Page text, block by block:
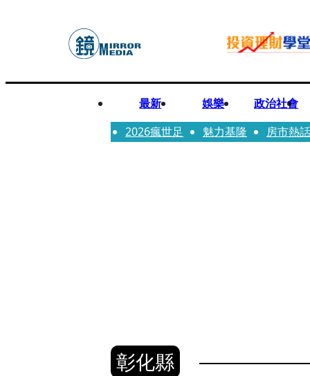
最新 娛樂
政治社會
2026瘋世足
魅力基隆 房市熱
彰化縣